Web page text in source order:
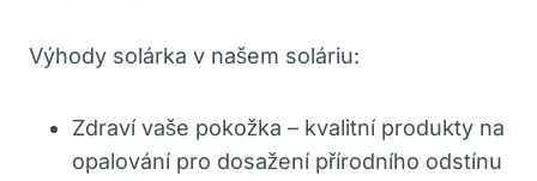
Výhody solárka v našem soláriu:
Zdraví vaše pokožka – kvalitní produkty na
opalování ⁤pro dosažení ⁢přírodního odstínu